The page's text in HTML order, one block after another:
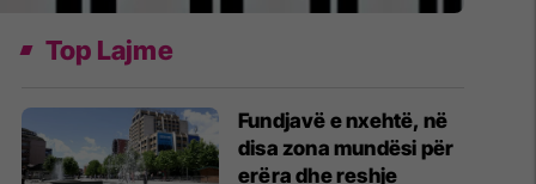
Top Lajme
Fundjavë e nxehtë, në
disa zona mundësi për
erëra dhe reshje